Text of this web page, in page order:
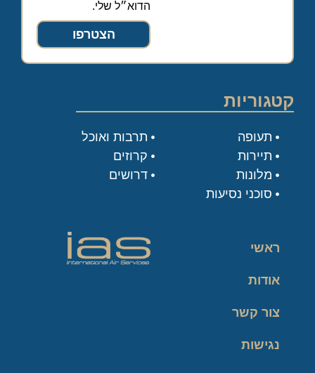
הדוא״ל שלי.
הצטרפו
קטגוריות
תעופה
תיירות
מלונות
סוכני נסיעות
תרבות ואוכל
קרוזים
דרושים
ראשי
אודות
צור קשר
נגישות